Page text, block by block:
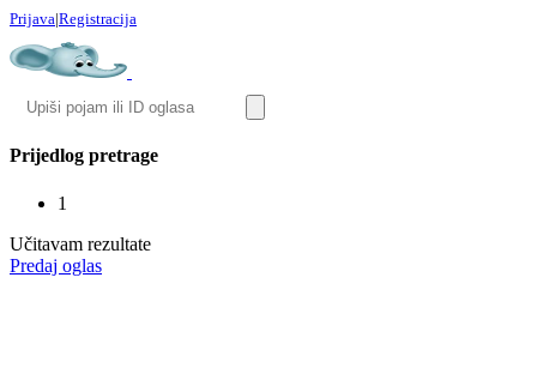
Prijava|Registracija
Prijedlog pretrage
1
Učitavam rezultate
Predaj oglas